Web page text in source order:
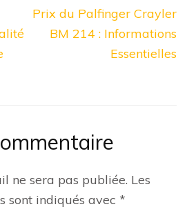
Prix du Palfinger Crayler
BM 214 : Informations
Essentielles
ne sera pas publiée. Les
sont indiqués avec *